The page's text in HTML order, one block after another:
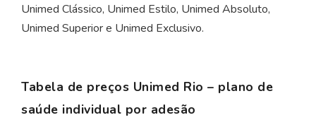
Unimed Clássico, Unimed Estilo, Unimed Absoluto,
Unimed Superior e Unimed Exclusivo.
Tabela de preços Unimed Rio – plano de
saúde individual por adesão